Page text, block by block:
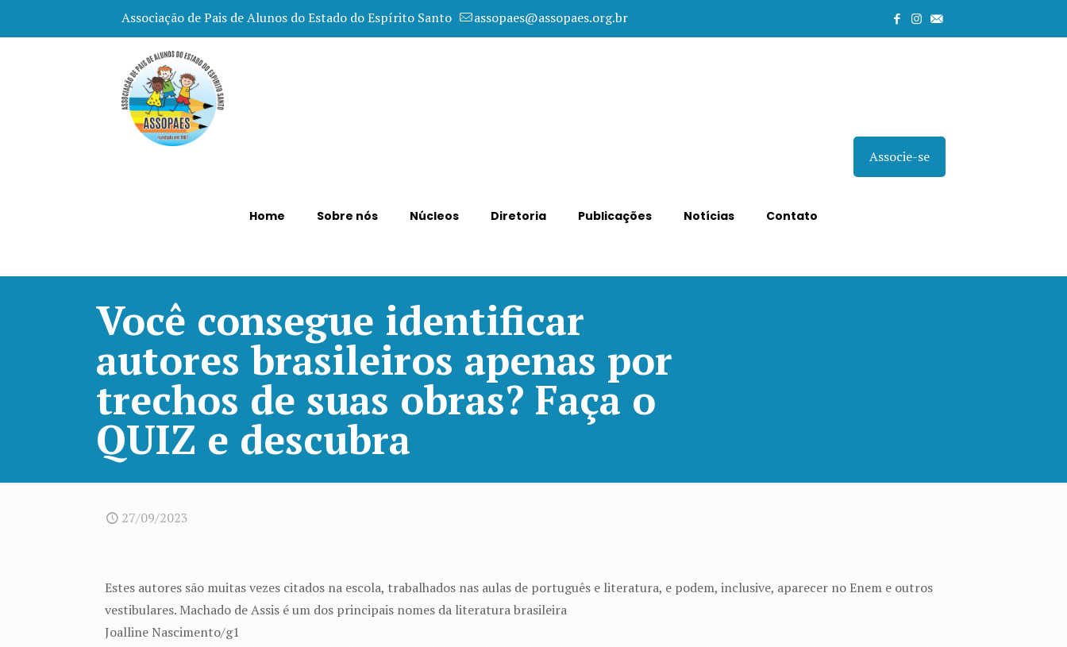
Associação de Pais de Alunos do Estado do Espírito Santo assopaes@assopaes.org.br
Home Sobre nós Núcleos Diretoria Publicações Notícias Contato
Associe-se
Você consegue identificar
autores brasileiros apenas por
trechos de suas obras? Faça o
QUIZ e descubra
27/09/2023
Estes autores são muitas vezes citados na escola, trabalhados nas aulas de português e literatura, e podem, inclusive, aparecer no Enem e outros
vestibulares. Machado de Assis é um dos principais nomes da literatura brasileira
Joalline Nascimento/g1